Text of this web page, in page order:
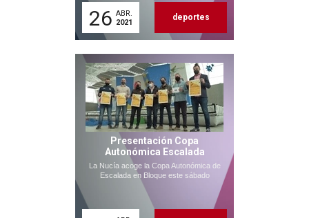
26 ABR.
2021
deportes
Presentación Copa
Autonómica Escalada
La Nucía acoge la Copa Autonómica de
Escalada en Bloque este sábado